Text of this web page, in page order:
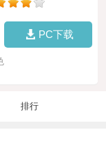
PC下载
排行